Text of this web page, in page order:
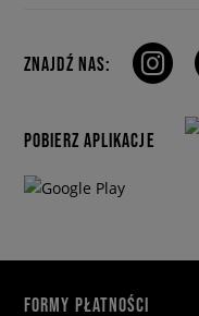
ZNAJDŹ NAS:
POBIERZ APLIKACJE
FORMY PŁATNOŚCI